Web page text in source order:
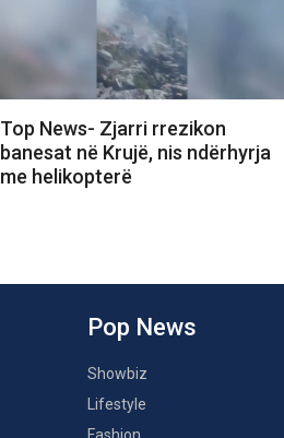
Top News- Zjarri rrezikon
banesat në Krujë, nis ndërhyrja
me helikopterë
Pop News
Showbiz
Lifestyle
Fashion